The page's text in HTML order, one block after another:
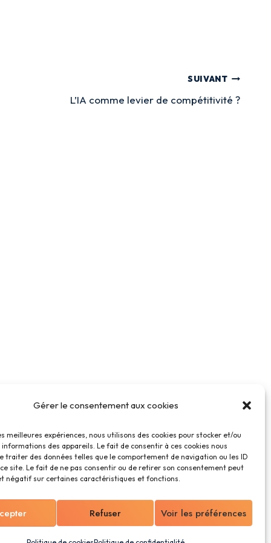
Gérer le consentement aux cookies
meilleures expériences, nous utilisons des cookies pour stocker et/ou
informations des appareils. Le fait de consentir à ces cookies nous
traiter des données telles que le comportement de navigation ou les ID
site. Le fait de ne pas consentir ou de retirer son consentement peut
négatif sur certaines caractéristiques et fonctions.
Refuser Voir les préférences
SUIVANT
L’IA comme levier de compétitivité ?